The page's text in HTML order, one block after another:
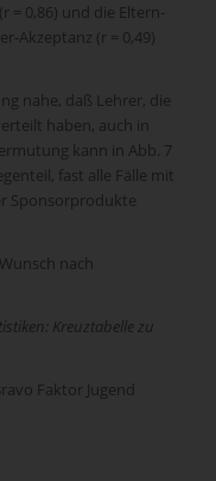
= 0,86) und die Eltern-
Akzeptanz (r = 0,49)
nahe, daß Lehrer, die
haben, auch in
kann in Abb. 7
fast alle Fälle mit
Sponsorprodukte
nach
Kreuztabelle zu
Faktor Jugend